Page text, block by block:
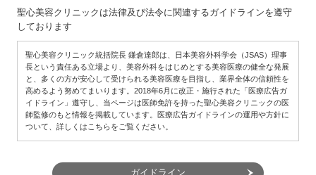
聖心美容クリニックは法律及び法令に関連するガイドラインを遵守
しております
聖心美容クリニック統括院長 鎌倉達郎は、日本美容外科学会（JSAS）理事
長という責任ある立場より、美容外科をはじめとする美容医療の健全な発展
と、多くの方が安心して受けられる美容医療を目指し、業界全体の信頼性を
高めるよう努めてまいります。2018年6月に改正・施行された「医療広告ガ
イドライン」遵守し、当ページは医師免許を持った聖心美容クリニックの医
師監修のもと情報を掲載しています。医療広告ガイドラインの運用や方針に
ついて、詳しくはこちらをご覧ください。
ガイドライン